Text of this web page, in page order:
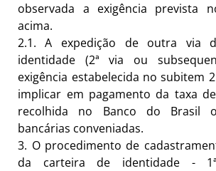
observada a exigência prevista
acima.
2.1.A expedição de outra via
identidade (2ª via ou
exigência estabelecida no subitem
implicar em pagamento da taxa
recolhida no Banco do Brasil
bancárias conveniadas.
3. O procedimento de
da carteira de identidade -